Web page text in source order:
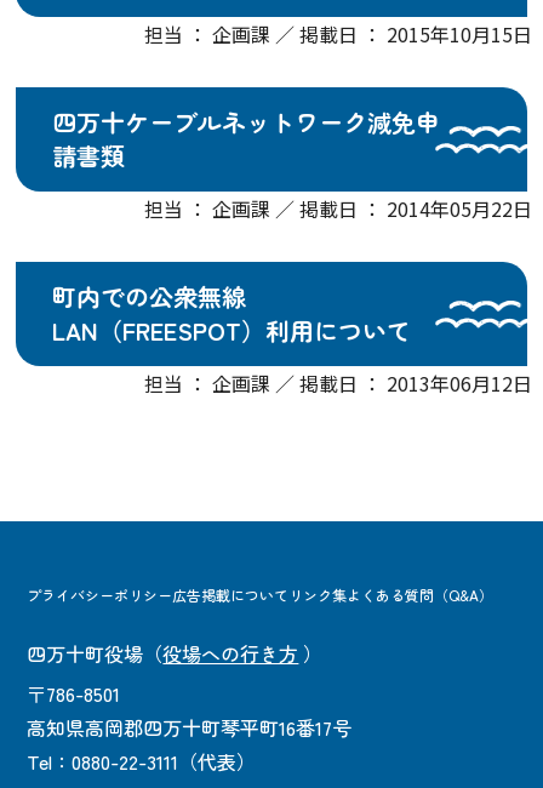
担当 ： 企画課 ／ 掲載日 ： 2015年10月15日
四万十ケーブルネットワーク減免申
請書類
担当 ： 企画課 ／ 掲載日 ： 2014年05月22日
町内での公衆無線
LAN（FREESPOT）利用について
担当 ： 企画課 ／ 掲載日 ： 2013年06月12日
プライバシーポリシー広告掲載について リンク集よくある質問（Q&A）
四万十町役場 （役場への行き方 ）
〒786-8501
高知県高岡郡四万十町琴平町16番17号
Tel：0880-22-3111（代表）